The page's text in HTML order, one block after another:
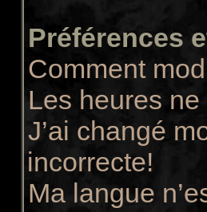
Préférences
Comment
Les heures
J’ai changé
incorrecte!
Ma langue